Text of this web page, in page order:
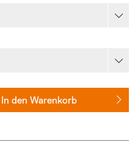
In den Warenkorb